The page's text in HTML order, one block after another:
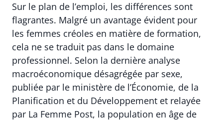
Sur le plan de l’emploi, les différences sont
flagrantes. Malgré un avantage évident pour
les femmes créoles en matière de formation,
cela ne se traduit pas dans le domaine
professionnel. Selon la dernière analyse
macroéconomique désagrégée par sexe,
publiée par le ministère de l’Économie, de la
Planification et du Développement et relayée
par La Femme Post, la population en âge de